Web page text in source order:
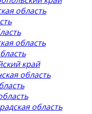
область
область
край
область
область